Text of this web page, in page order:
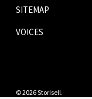
SITEMAP
VOICES
© 2026 Storisell.